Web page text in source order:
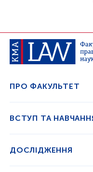
ПРО ФАКУЛЬТЕТ
ВСТУП ТА
ДОСЛІДЖЕННЯ